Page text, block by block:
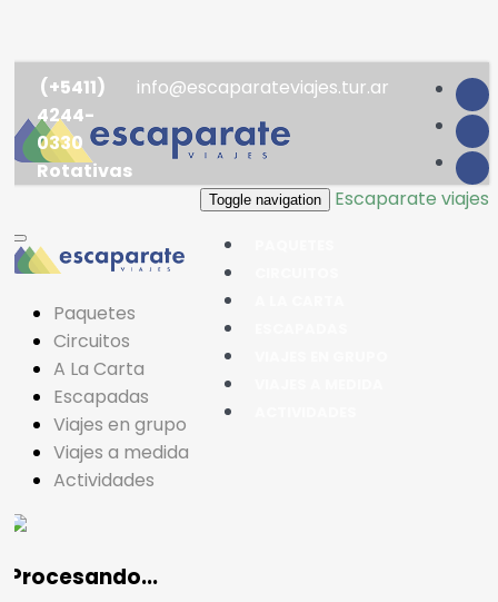
(+5411)
4244-
0330
Rotativas
info@escaparateviajes.tur.ar
Toggle navigation Escaparate viajes
Paquetes
Circuitos
A La Carta
Escapadas
Viajes en grupo
Viajes a medida
Actividades